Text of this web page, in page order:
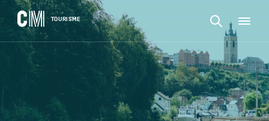
CM
Tourisme
TOURISME
Navigation
principale
Rechercher
une
activité,
un
logement…
Rechercher
logement…
VALIDER